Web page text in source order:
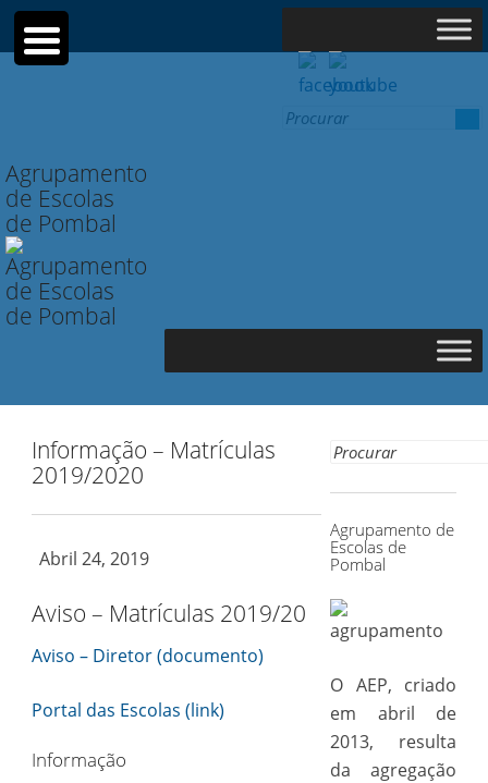
Search
Agrupamento
de Escolas
de Pombal
Informação – Matrículas
2019/2020
Abril 24, 2019
Aviso – Matrículas 2019/20
Aviso – Diretor (documento)
Portal das Escolas (link)
Informação
Search
Agrupamento de
Escolas de
Pombal
O AEP, criado
em abril de
2013, resulta
da agregação